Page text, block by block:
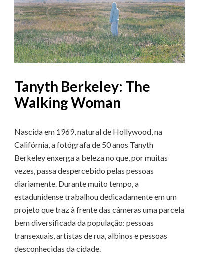
Tanyth Berkeley: The
Walking Woman
Nascida em 1969, natural de Hollywood, na
Califórnia, a fotógrafa de 50 anos Tanyth
Berkeley enxerga a beleza no que, por muitas
vezes, passa despercebido pelas pessoas
diariamente. Durante muito tempo, a
estadunidense trabalhou dedicadamente em um
projeto que traz à frente das câmeras uma parcela
bem diversificada da população: pessoas
transexuais, artistas de rua, albinos e pessoas
desconhecidas da cidade.